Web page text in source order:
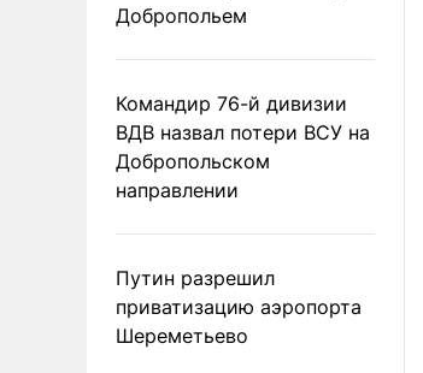
Добропольем
Командир 76-й дивизии
ВДВ назвал потери ВСУ на
Добропольском
направлении
Путин разрешил
приватизацию аэропорта
Шереметьево